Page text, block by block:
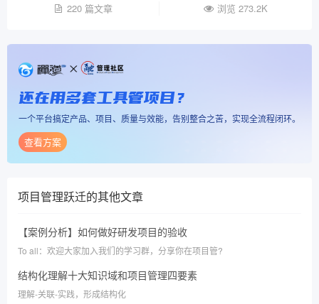
220 篇文章 浏览 273.2K
还在用多套工具管项目？
一个平台搞定产品、项目、质量与效能，告别整合之苦，实现全流程闭环。
查看方案
项目管理跃迁的其他文章
【案例分析】如何做好研发项目的验收
To all：欢迎大家加入我们的学习群，分享你在项目管?
结构化理解十大知识域和项目管理四要素
理解-关联-实践，形成结构化